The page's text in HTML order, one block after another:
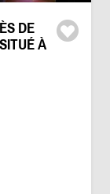
DE
À